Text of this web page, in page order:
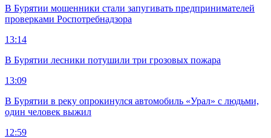
В Бурятии мошенники стали запугивать предпринимателей
проверками Роспотребнадзора
13:14
В Бурятии лесники потушили три грозовых пожара
13:09
В Бурятии в реку опрокинулся автомобиль «Урал» с людьми,
один человек выжил
12:59